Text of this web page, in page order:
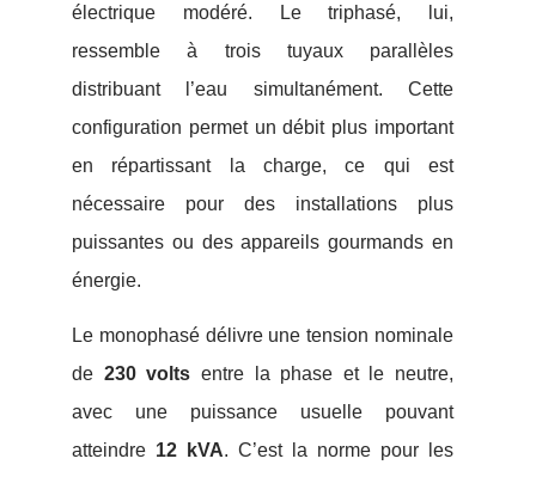
électrique modéré. Le triphasé, lui,
ressemble à trois tuyaux parallèles
distribuant l’eau simultanément. Cette
configuration permet un débit plus important
en répartissant la charge, ce qui est
nécessaire pour des installations plus
puissantes ou des appareils gourmands en
énergie.
Le monophasé délivre une tension nominale
de 230 volts entre la phase et le neutre,
avec une puissance usuelle pouvant
atteindre 12 kVA. C’est la norme pour les